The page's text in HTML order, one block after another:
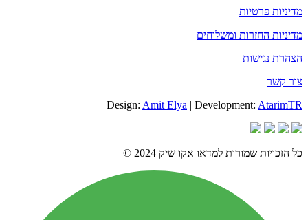
מדיניות פרטיות
מדיניות החזרות ומשלוחים
הצהרת נגישות
צור קשר
Design: Amit Elya | Development: AtarimTR
כל הזכויות שמורות למדאו אקו שיק 2024 ©